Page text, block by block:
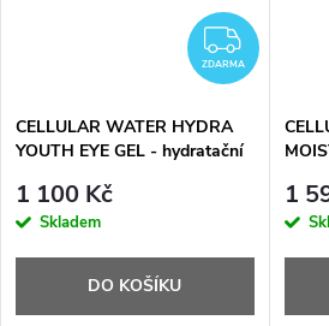
ZDARMA
CELLULAR WATER HYDRA
YOUTH EYE GEL - hydratační
1 100 Kč
Skladem
DO KOŠÍKU
ml
1